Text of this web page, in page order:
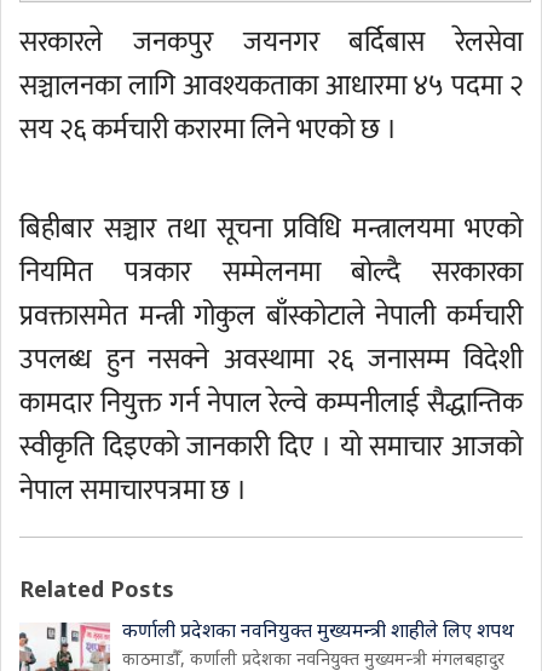
सरकारले जनकपुर जयनगर बर्दिबास रेलसेवा
सञ्चालनका लागि आवश्यकताका आधारमा ४५ पदमा २
सय २६ कर्मचारी करारमा लिने भएको छ ।
बिहीबार सञ्चार तथा सूचना प्रविधि मन्त्रालयमा भएको
नियमित पत्रकार सम्मेलनमा बोल्दै सरकारका
प्रवक्तासमेत मन्त्री गोकुल बाँस्कोटाले नेपाली कर्मचारी
उपलब्ध हुन नसक्ने अवस्थामा २६ जनासम्म विदेशी
कामदार नियुक्त गर्न नेपाल रेल्वे कम्पनीलाई सैद्धान्तिक
स्वीकृति दिइएको जानकारी दिए । यो समाचार आजको
नेपाल समाचारपत्रमा छ ।
Related Posts
कर्णाली प्रदेशका नवनियुक्त मुख्यमन्त्री शाहीले लिए शपथ
काठमाडौँ, कर्णाली प्रदेशका नवनियुक्त मुख्यमन्त्री मंगलबहादुर